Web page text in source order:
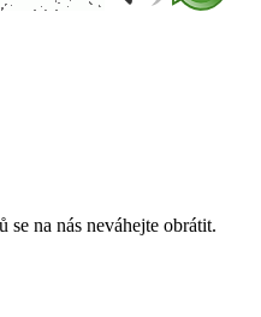
na nás neváhejte obrátit.